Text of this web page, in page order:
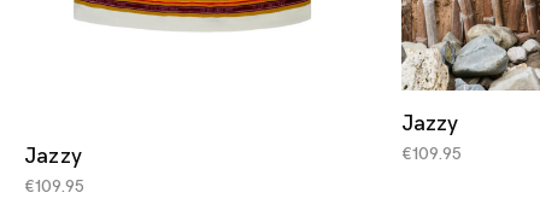
Jazzy
€109.95
Jazzy
€109.95